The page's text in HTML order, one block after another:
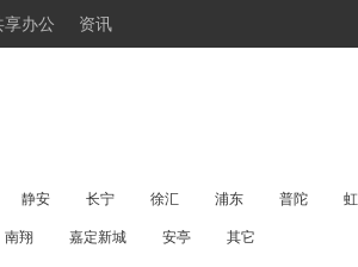
享办公 资讯
静安 长宁 徐汇 浦东 普陀
南翔 嘉定新城 安亭 其它